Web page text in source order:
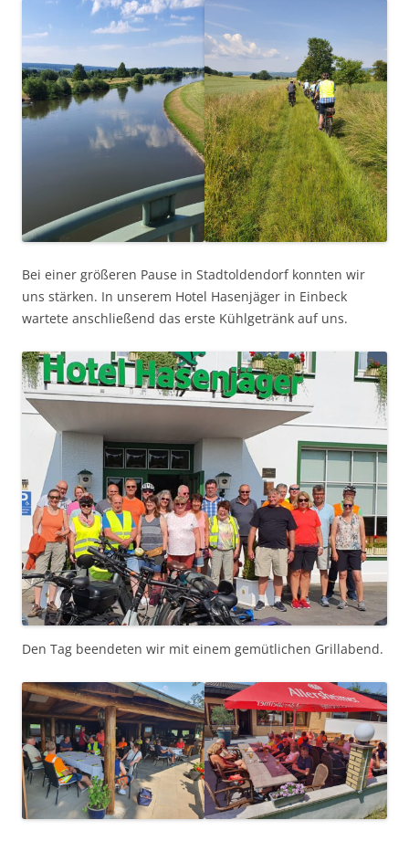
Bei einer größeren Pause in Stadtoldendorf konnten wir
uns stärken. In unserem Hotel Hasenjäger in Einbeck
wartete anschließend das erste Kühlgetränk auf uns.
Den Tag beendeten wir mit einem gemütlichen Grillabend.